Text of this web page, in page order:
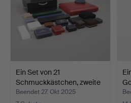
Ein Set von 21
Schmuckkästchen, zweite
Häl…
Beendet 27. Okt 2025